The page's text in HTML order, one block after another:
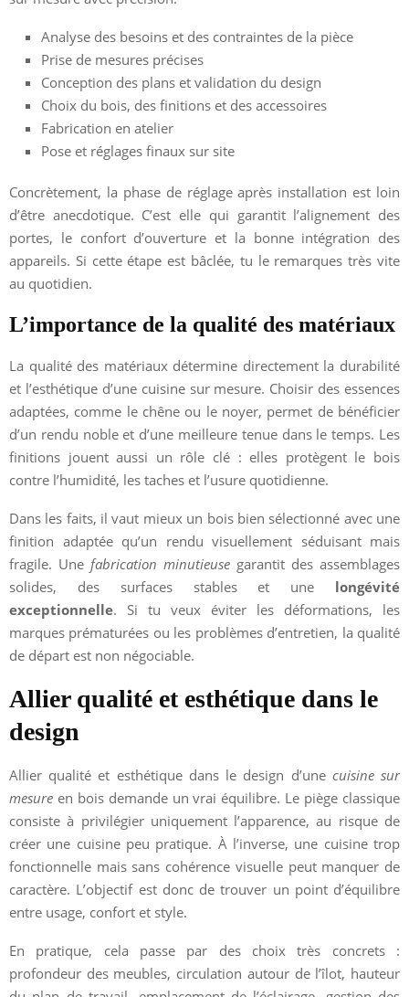
Analyse des besoins et des contraintes de la pièce
Prise de mesures précises
Conception des plans et validation du design
Choix du bois, des finitions et des accessoires
Fabrication en atelier
Pose et réglages finaux sur site
Concrètement, la phase de réglage après installation est loin
d’être anecdotique. C’est elle qui garantit l’alignement des
portes, le confort d’ouverture et la bonne intégration des
appareils. Si cette étape est bâclée, tu le remarques très vite
au quotidien.
L’importance de la qualité des matériaux
La qualité des matériaux détermine directement la durabilité
et l’esthétique d’une cuisine sur mesure. Choisir des essences
adaptées, comme le chêne ou le noyer, permet de bénéficier
d’un rendu noble et d’une meilleure tenue dans le temps. Les
finitions jouent aussi un rôle clé : elles protègent le bois
contre l’humidité, les taches et l’usure quotidienne.
Dans les faits, il vaut mieux un bois bien sélectionné avec une
finition adaptée qu’un rendu visuellement séduisant mais
fragile. Une fabrication minutieuse garantit des assemblages
solides, des surfaces stables et une longévité
exceptionnelle. Si tu veux éviter les déformations, les
marques prématurées ou les problèmes d’entretien, la qualité
de départ est non négociable.
Allier qualité et esthétique dans le
design
Allier qualité et esthétique dans le design d’une cuisine sur
mesure en bois demande un vrai équilibre. Le piège classique
consiste à privilégier uniquement l’apparence, au risque de
créer une cuisine peu pratique. À l’inverse, une cuisine trop
fonctionnelle mais sans cohérence visuelle peut manquer de
caractère. L’objectif est donc de trouver un point d’équilibre
entre usage, confort et style.
En pratique, cela passe par des choix très concrets :
profondeur des meubles, circulation autour de l’îlot, hauteur